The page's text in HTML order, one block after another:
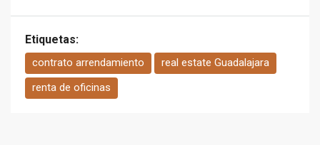
Etiquetas:
contrato arrendamiento
real estate Guadalajara
renta de oficinas